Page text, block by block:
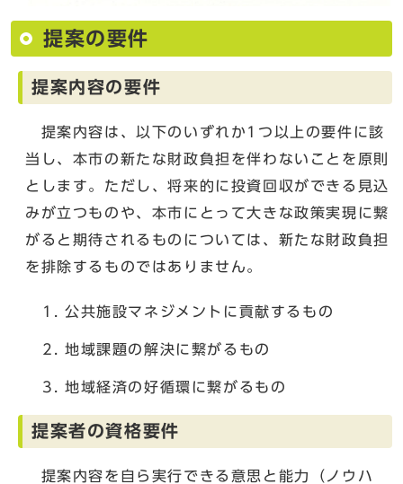
提案の要件
提案内容の要件
提案内容は、以下のいずれか1つ以上の要件に該
当し、本市の新たな財政負担を伴わないことを原則
とします。ただし、将来的に投資回収ができる見込
みが立つものや、本市にとって大きな政策実現に繋
がると期待されるものについては、新たな財政負担
を排除するものではありません。
公共施設マネジメントに貢献するもの
地域課題の解決に繋がるもの
地域経済の好循環に繋がるもの
提案者の資格要件
提案内容を自ら実行できる意思と能力（ノウハ